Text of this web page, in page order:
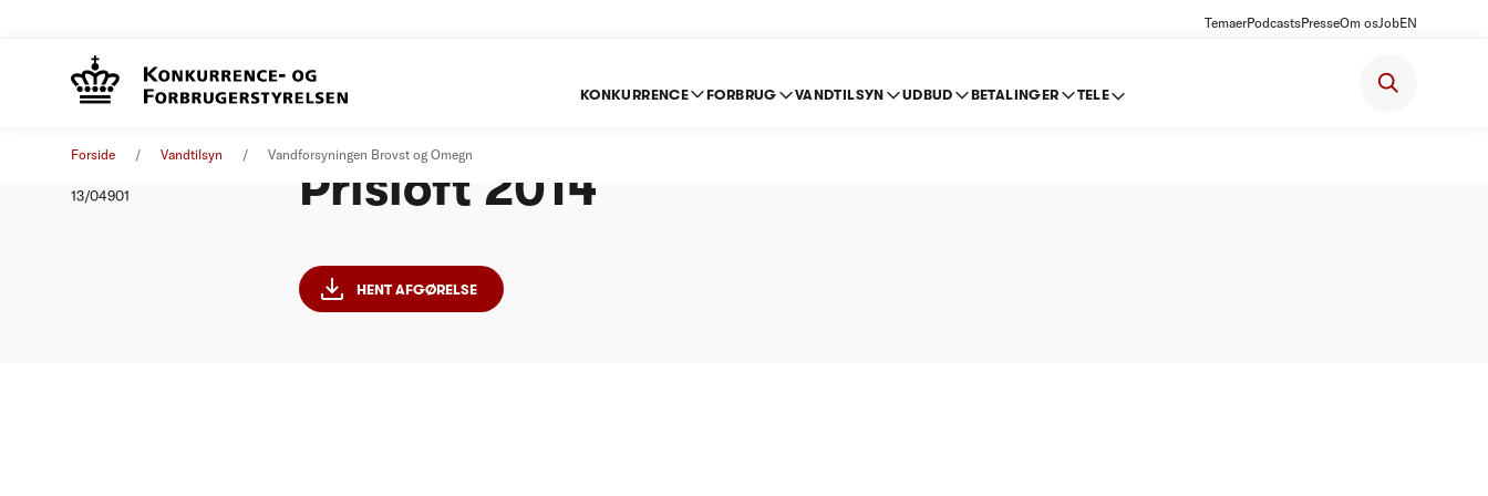
TemaerPodcastsPresseOm osJobEN
KONKURRENCE FORBRUG VANDTILSYN UDBUD BETALINGER TELE
Forside Vandtilsyn Vandforsyningen Brovst og Omegn
13/04901
Prisloft 2014
HENT AFGØRELSE